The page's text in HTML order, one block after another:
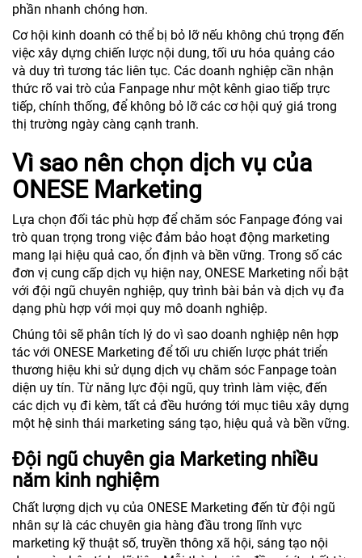
phần nhanh chóng hơn.
Cơ hội kinh doanh có thể bị bỏ lỡ nếu không chú trọng đến
việc xây dựng chiến lược nội dung, tối ưu hóa quảng cáo
và duy trì tương tác liên tục. Các doanh nghiệp cần nhận
thức rõ vai trò của Fanpage như một kênh giao tiếp trực
tiếp, chính thống, để không bỏ lỡ các cơ hội quý giá trong
thị trường ngày càng cạnh tranh.
Vì sao nên chọn dịch vụ của
ONESE Marketing
Lựa chọn đối tác phù hợp để chăm sóc Fanpage đóng vai
trò quan trọng trong việc đảm bảo hoạt động marketing
mang lại hiệu quả cao, ổn định và bền vững. Trong số các
đơn vị cung cấp dịch vụ hiện nay, ONESE Marketing nổi bật
với đội ngũ chuyên nghiệp, quy trình bài bản và dịch vụ đa
dạng phù hợp với mọi quy mô doanh nghiệp.
Chúng tôi sẽ phân tích lý do vì sao doanh nghiệp nên hợp
tác với ONESE Marketing để tối ưu chiến lược phát triển
thương hiệu khi sử dụng dịch vụ chăm sóc Fanpage toàn
diện uy tín. Từ năng lực đội ngũ, quy trình làm việc, đến
các dịch vụ đi kèm, tất cả đều hướng tới mục tiêu xây dựng
một hệ sinh thái marketing sáng tạo, hiệu quả và bền vững.
Đội ngũ chuyên gia Marketing nhiều
năm kinh nghiệm
Chất lượng dịch vụ của ONESE Marketing đến từ đội ngũ
nhân sự là các chuyên gia hàng đầu trong lĩnh vực
marketing kỹ thuật số, truyền thông xã hội, sáng tạo nội